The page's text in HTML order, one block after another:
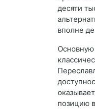
десяти
вполне
Основную
позицию